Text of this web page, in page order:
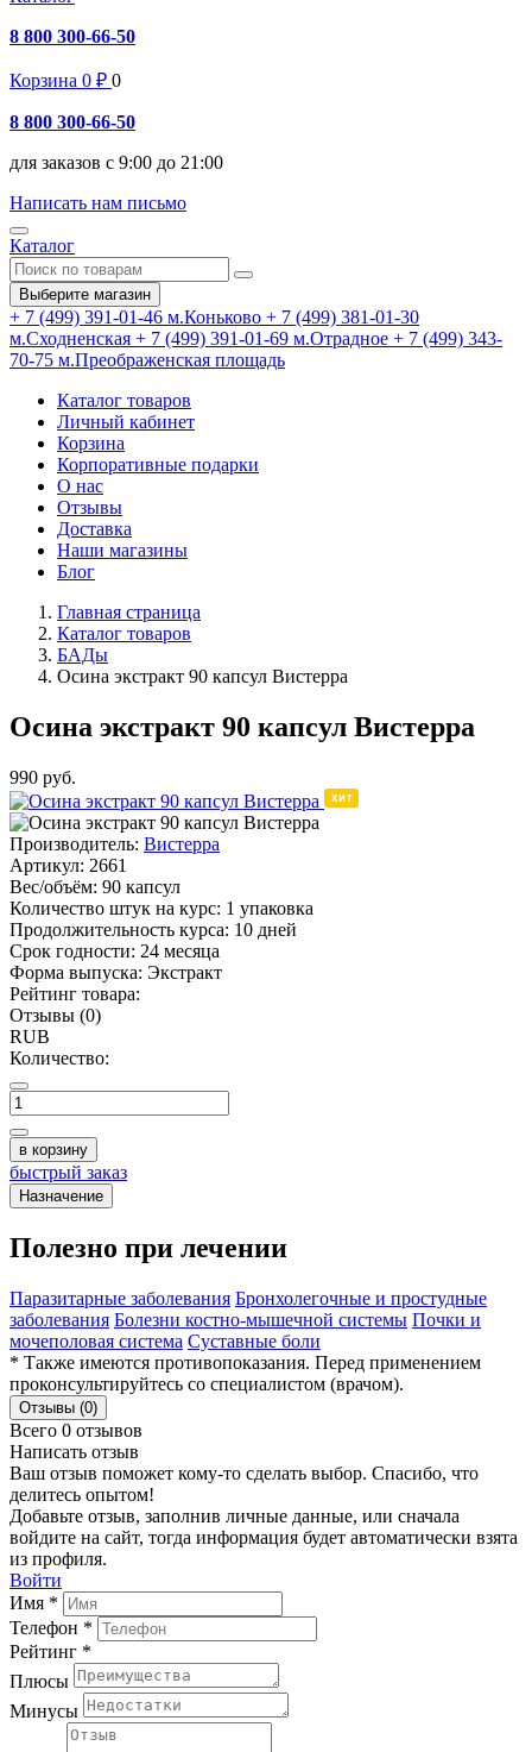
8 800 300-66-50
Корзина 0 ₽ 0
8 800 300-66-50
для заказов с 9:00 до 21:00
Написать нам письмо
Каталог
Выберите магазин
+ 7 (499) 391-01-46 м.Коньково + 7 (499) 381-01-30
м.Сходненская + 7 (499) 391-01-69 м.Отрадное + 7 (499) 343-
70-75 м.Преображенская площадь
Каталог товаров
Личный кабинет
Корзина
Корпоративные подарки
О нас
Отзывы
Доставка
Наши магазины
Блог
Главная страница
Каталог товаров
БАДы
Осина экстракт 90 капсул Вистерра
Осина экстракт 90 капсул Вистерра
990 руб.
Производитель: Вистерра
Артикул: 2661
Вес/объём: 90 капсул
Количество штук на курс: 1 упаковка
Продолжительность курса: 10 дней
Срок годности: 24 месяца
Форма выпуска: Экстракт
Рейтинг товара:
Отзывы (0)
RUB
Количество:
в корзину
быстрый заказ
Назначение
Полезно при лечении
Паразитарные заболевания Бронхолегочные и простудные
заболевания Болезни костно-мышечной системы Почки и
мочеполовая система Суставные боли
* Также имеются противопоказания. Перед применением
проконсультируйтесь со специалистом (врачом).
Отзывы (0)
Всего 0 отзывов
Написать отзыв
Ваш отзыв поможет кому-то сделать выбор. Спасибо, что
делитесь опытом!
Добавьте отзыв, заполнив личные данные, или сначала
войдите на сайт, тогда информация будет автоматически взята
из профиля.
Войти
Имя *
Телефон *
Рейтинг *
Плюсы
Минусы